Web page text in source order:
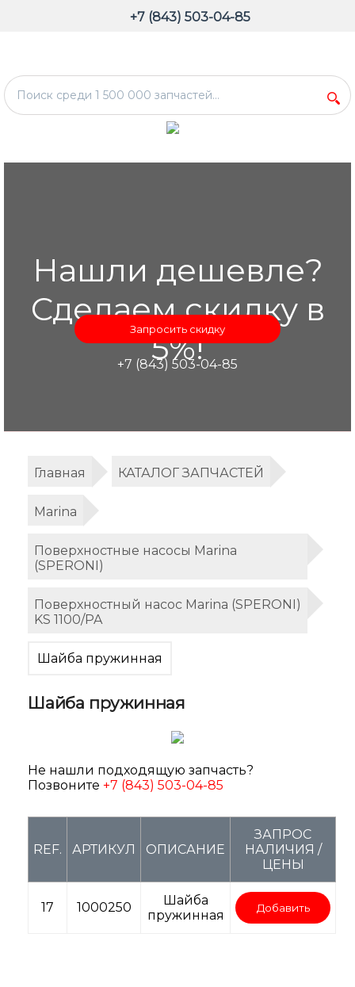
+7 (843) 503-04-85
Нашли дешевле?
Сделаем скидку в
5%!
Запросить скидку
+7 (843) 503-04-85
Главная КАТАЛОГ ЗАПЧАСТЕЙ
Marina
Поверхностные насосы Marina
(SPERONI)
Поверхностный насос Marina (SPERONI)
KS 1100/PA
Шайба пружинная
Шайба пружинная
Не нашли подходящую запчасть?
Позвоните +7 (843) 503-04-85
REF. АРТИКУЛ ОПИСАНИЕ
ЗАПРОС
НАЛИЧИЯ /
ЦЕНЫ
17 1000250
Шайба
пружинная
Добавить